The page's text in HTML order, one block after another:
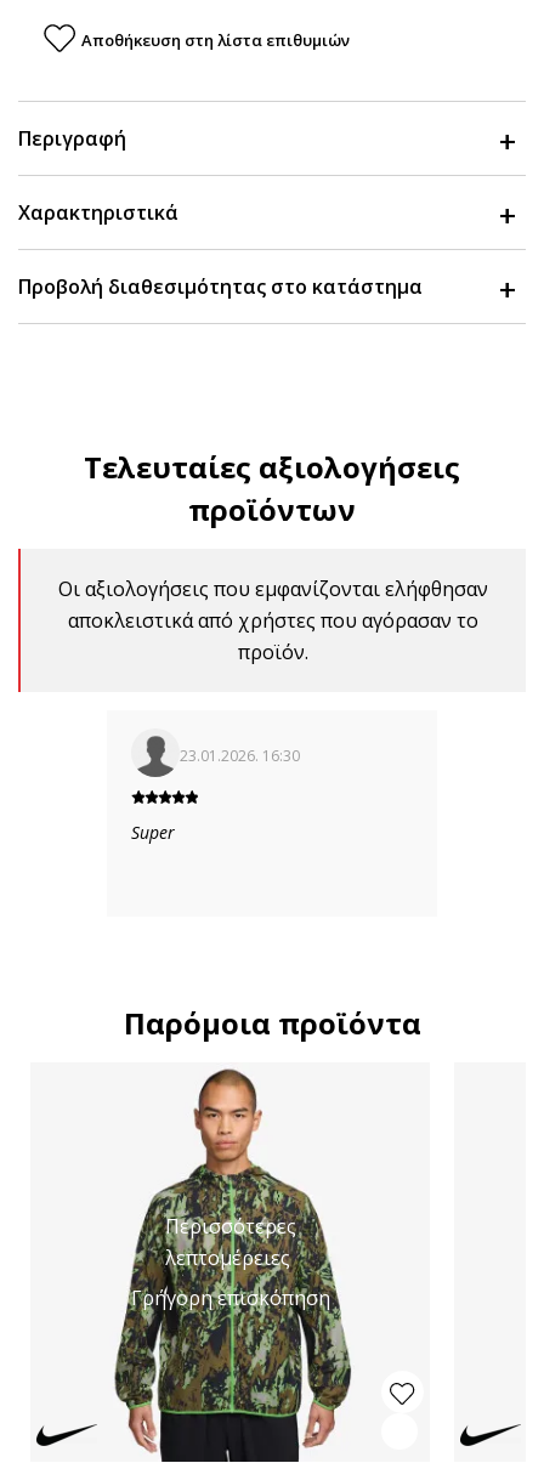
Αποθήκευση στη λίστα επιθυμιών
Περιγραφή
Χαρακτηριστικά
Προβολή διαθεσιμότητας στο κατάστημα
Τελευταίες αξιολογήσεις
προϊόντων
Οι αξιολογήσεις που εμφανίζονται ελήφθησαν
αποκλειστικά από χρήστες που αγόρασαν το
προϊόν.
23.01.2026. 16:30
Super
Παρόμοια προϊόντα
Περισσότερες
λεπτομέρειες
Γρήγορη επισκόπηση